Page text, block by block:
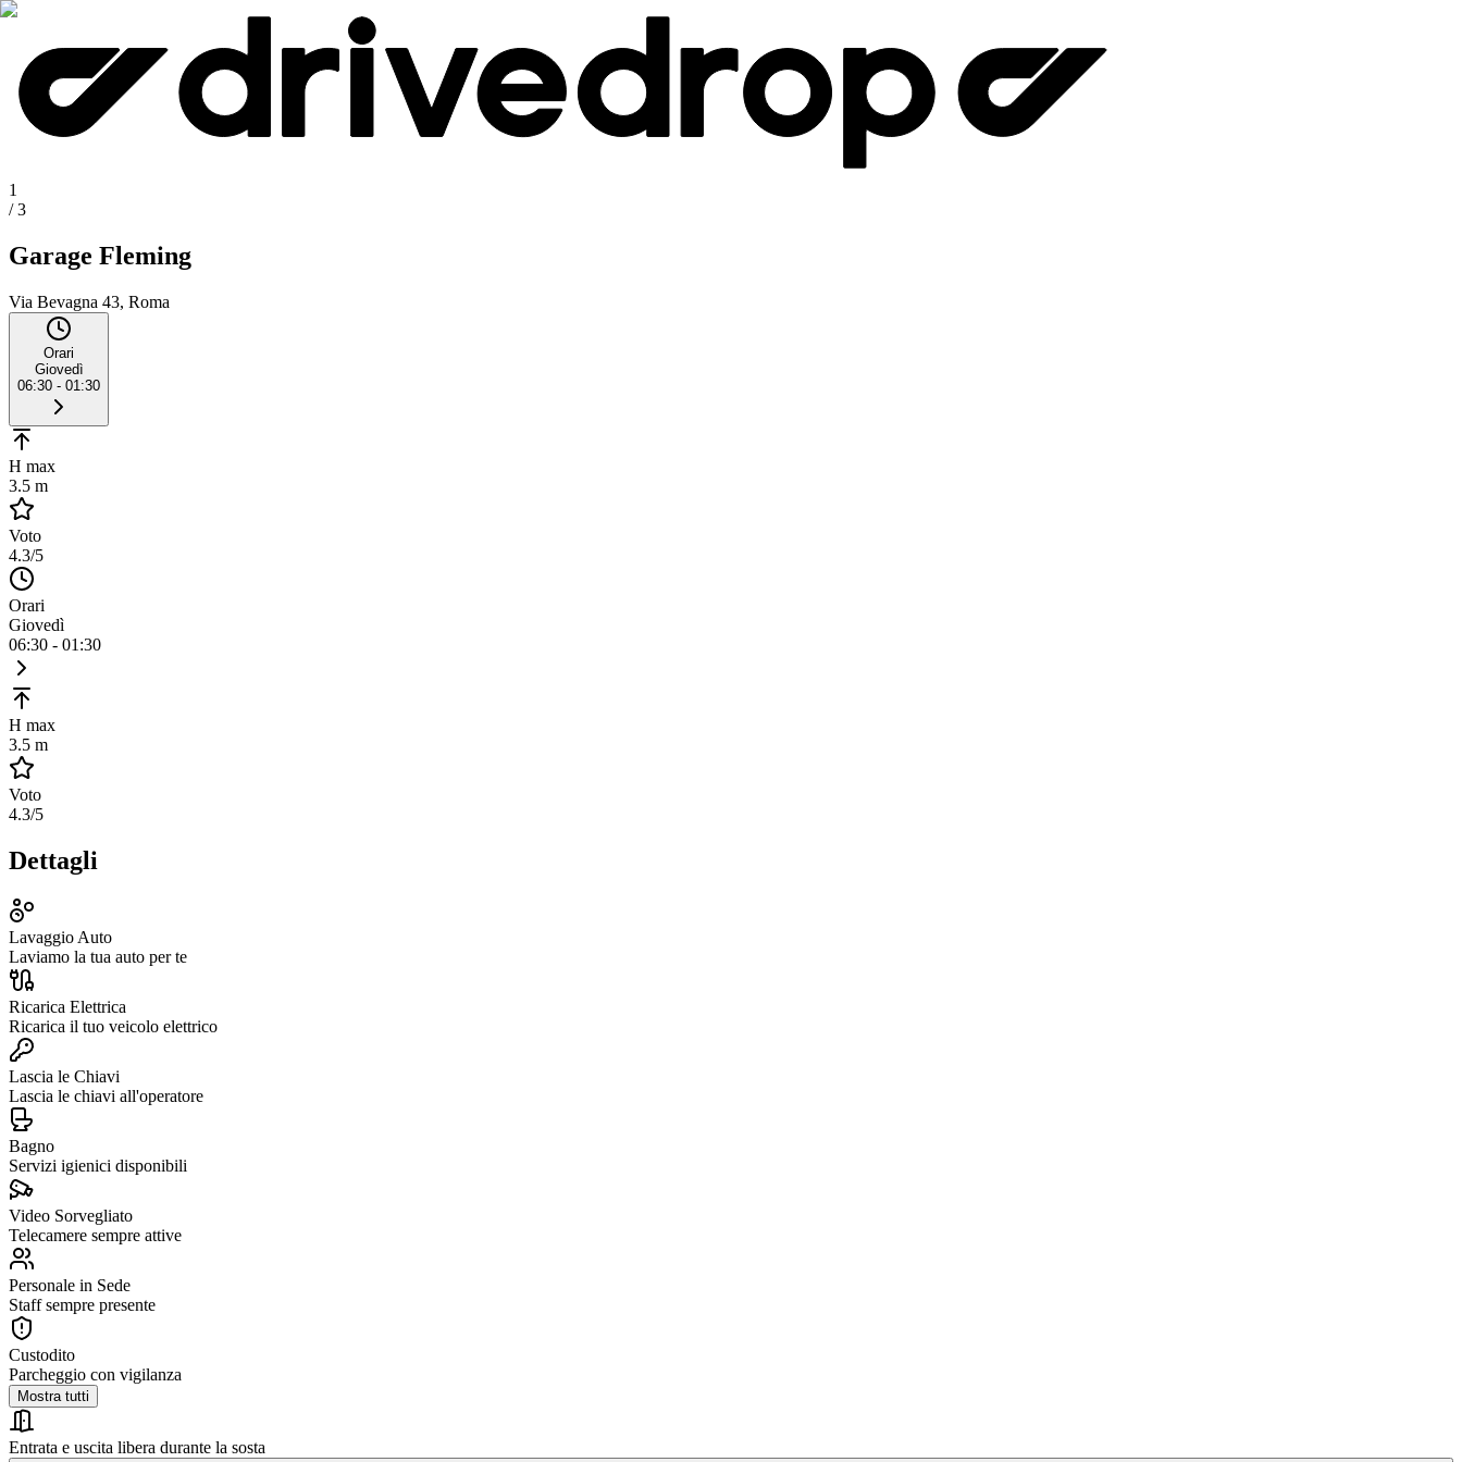
1
/3
Garage Fleming
Via Bevagna 43, Roma
Orari
Giovedì
06:30 - 01:30
H max
3.5 m
Voto
4.3/5
Orari
Giovedì
06:30 - 01:30
H max
3.5 m
Voto
4.3/5
Dettagli
Lavaggio Auto
Laviamo la tua auto per te
Ricarica Elettrica
Ricarica il tuo veicolo elettrico
Lascia le Chiavi
Lascia le chiavi all'operatore
Bagno
Servizi igienici disponibili
Video Sorvegliato
Telecamere sempre attive
Personale in Sede
Staff sempre presente
Custodito
Parcheggio con vigilanza
Mostra tutti
Entrata e uscita libera durante la sosta